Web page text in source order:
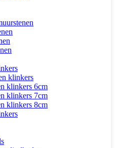
klinkers
klinkers 6cm
klinkers 7cm
klinkers 8cm